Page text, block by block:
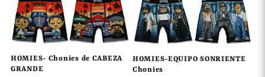
HOMIES- Chonies de CABEZA
GRANDE
HOMIES-EQUIPO SONRIENTE
Chonies